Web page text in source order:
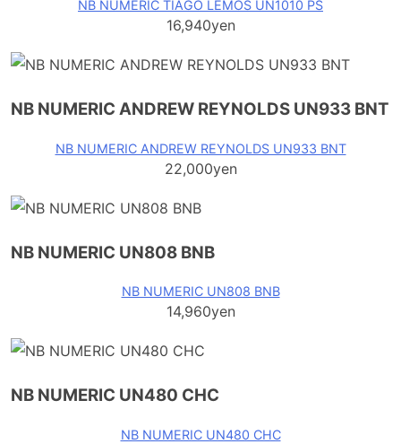
NB NUMERIC TIAGO LEMOS UN1010 PS
16,940yen
NB NUMERIC ANDREW REYNOLDS UN933 BNT
NB NUMERIC ANDREW REYNOLDS UN933 BNT
22,000yen
NB NUMERIC UN808 BNB
NB NUMERIC UN808 BNB
14,960yen
NB NUMERIC UN480 CHC
NB NUMERIC UN480 CHC